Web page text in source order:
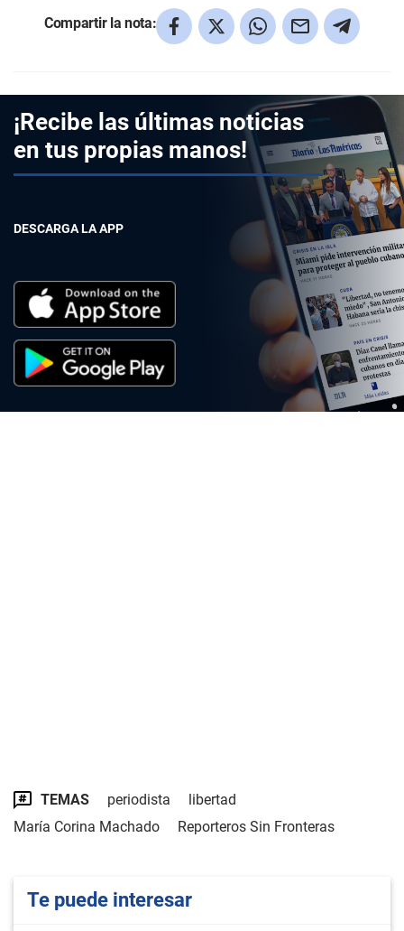
Compartir la nota:
¡Recibe las últimas noticias
en tus propias manos!
DESCARGA LA APP
TEMAS periodista
libertad
María Corina Machado
Reporteros Sin Fronteras
Te puede interesar